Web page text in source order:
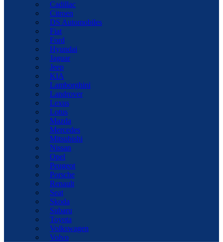
Cadillac
Citroen
DS Automobiles
Fiat
Ford
Hyundai
Jaguar
Jeep
KIA
Lamborghini
Landrover
Lexus
Lotus
Mazda
Mercedes
Mitsubishi
Nissan
Opel
Peugeot
Porsche
Renault
Seat
Skoda
Subaru
Toyota
Volkswagen
Volvo